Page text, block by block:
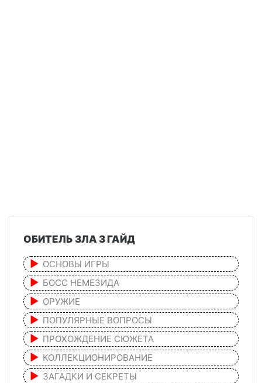
ОБИТЕЛЬ ЗЛА 3 ГАЙД
ОСНОВЫ ИГРЫ
БОСС НЕМЕЗИДА
ОРУЖИЕ
ПОПУЛЯРНЫЕ ВОПРОСЫ
ПРОХОЖДЕНИЕ СЮЖЕТА
КОЛЛЕКЦИОНИРОВАНИЕ
ЗАГАДКИ И СЕКРЕТЫ